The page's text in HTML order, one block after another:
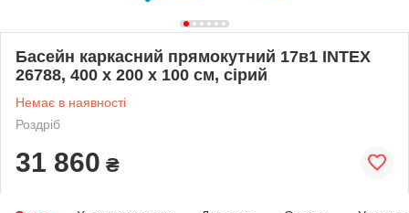
Басейн каркасний прямокутний 17в1 INTEX
26788, 400 x 200 x 100 см, сірий
Немає в наявності
Роздріб
31 860 ₴